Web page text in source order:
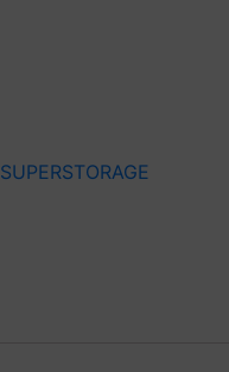
SUPERSTORAGE